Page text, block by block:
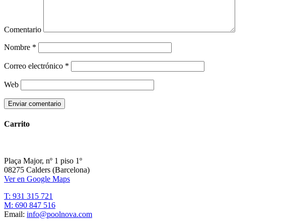
Comentario
Nombre *
Correo electrónico *
Web
Carrito
Plaça Major, nº 1 piso 1º
08275 Calders (Barcelona)
Ver en Google Maps
T: 931 315 721
M: 690 847 516
Email: info@poolnova.com